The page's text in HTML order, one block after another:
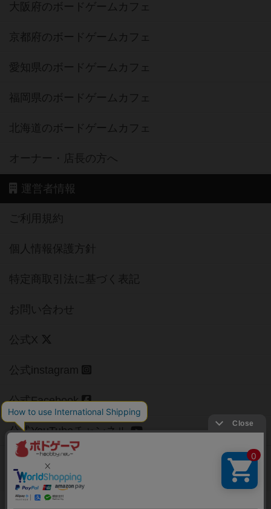
大阪府のボードゲームカフェ
京都府のボードゲームカフェ
愛知県のボードゲームカフェ
福岡県のボードゲームカフェ
北海道のボードゲームカフェ
オーナー・店長の方へ
運営者情報
ご利用規約
個人情報保護方針
特定商取引法に基づく表記
お問い合わせ
公式X
公式instagram
公式Facebook
公式YouTubeチャンネル